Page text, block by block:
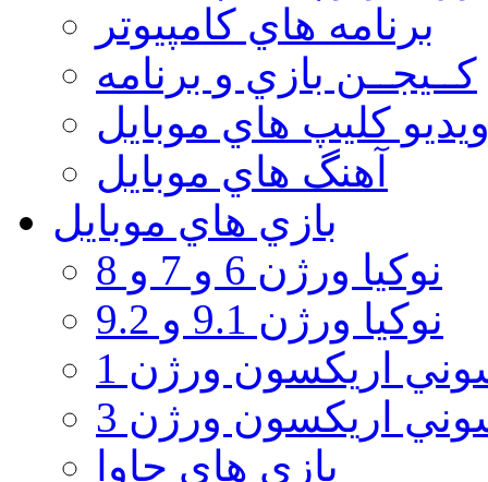
برنامه هاي كامپيوتر
كــيجــن بازي و برنامه
كليپ هاي موبايل
آهنگ هاي موبايل
بازي هاي موبايل
نوكيا ورژن 6 و 7 و 8
نوكيا ورژن 9.1 و 9.2
اريكسون ورژن 1
اريكسون ورژن 3
بازي هاي جاوا